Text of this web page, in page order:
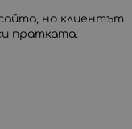
но клиентът
пратката.